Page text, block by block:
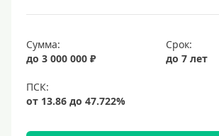
Онлайн на карту
Валюта
В долларах США
В евро
Сумма:
до 3 000 000 ₽
Срок:
до 7 лет